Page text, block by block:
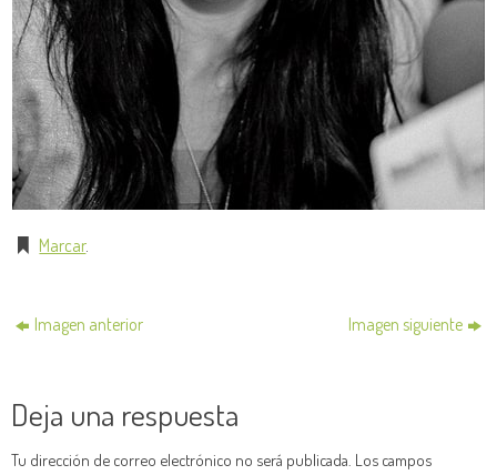
Marcar.
Imagen anterior Imagen siguiente
Deja una respuesta
Tu dirección de correo electrónico no será publicada. Los campos